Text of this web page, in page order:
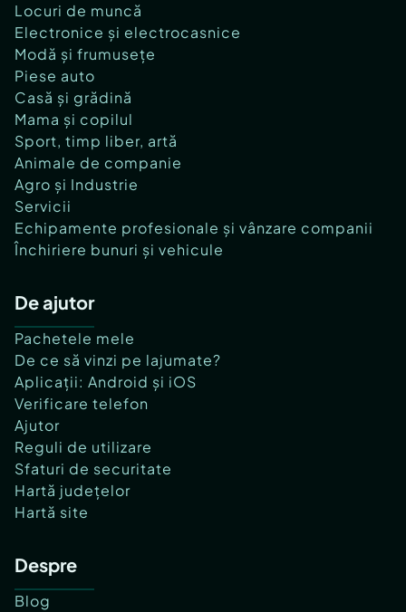
Locuri de muncă
Electronice și electrocasnice
Modă și frumusețe
Piese auto
Casă și grădină
Mama și copilul
Sport, timp liber, artă
Animale de companie
Agro și Industrie
Servicii
Echipamente profesionale și vânzare companii
Închiriere bunuri și vehicule
De ajutor
Pachetele mele
De ce să vinzi pe lajumate?
Aplicații: Android și iOS
Verificare telefon
Ajutor
Reguli de utilizare
Sfaturi de securitate
Hartă județelor
Hartă site
Despre
Blog